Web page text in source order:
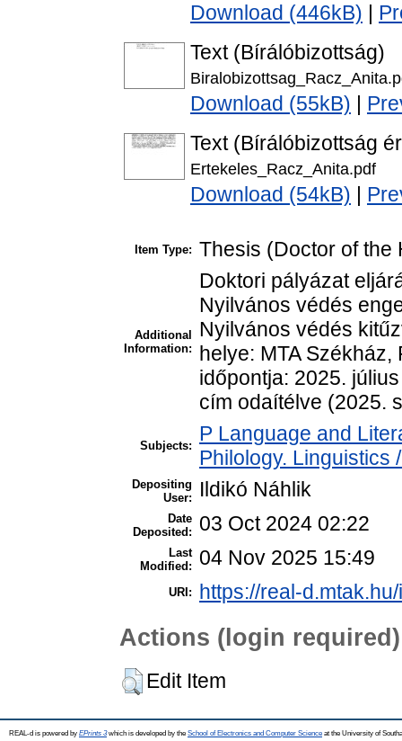
Download (446kB)
Text (Bírálóbizottság)
Download (55kB)
Text (Bírálóbizottság
Ertekeles_Racz_Anita.pdf
Download (54kB)
Item Type: Thesis (Doctor of the
Additional
Information:
Doktori pályázat
Nyilvános védés
Nyilvános védés
helye: MTA
időpontja: 2025.
cím odaítélve (2025.
Subjects:
P Language and
Philology. Linguistics
Depositing
User:
Ildikó Náhlik
Date
Deposited:
03 Oct 2024 02:22
Last
Modified:
04 Nov 2025 15:49
URI: https://real-
Actions (login required)
Edit Item
REAL-d is powered by EPrints 3which is developed by the School of Electronics and Computer Science at the University of